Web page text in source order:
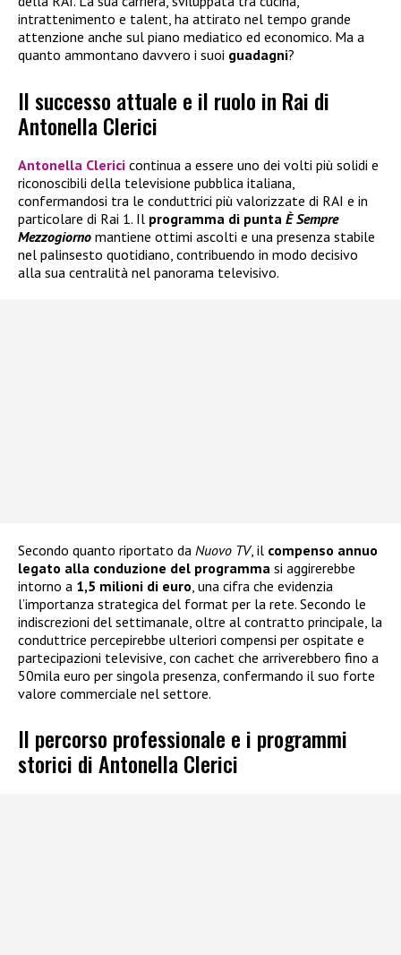
intrattenimento e talent, ha attirato nel tempo grande
attenzione anche sul piano mediatico ed economico. Ma a
quanto ammontano davvero i suoi guadagni?
Il successo attuale e il ruolo in Rai di
Antonella Clerici
Antonella Clerici continua a essere uno dei volti più solidi e
riconoscibili della televisione pubblica italiana,
confermandosi tra le conduttrici più valorizzate di RAI e in
particolare di Rai 1. Il programma di punta È Sempre
Mezzogiorno mantiene ottimi ascolti e una presenza stabile
nel palinsesto quotidiano, contribuendo in modo decisivo
alla sua centralità nel panorama televisivo.
Secondo quanto riportato da Nuovo TV, il compenso annuo
legato alla conduzione del programma si aggirerebbe
intorno a 1,5 milioni di euro , una cifra che evidenzia
l’importanza strategica del format per la rete. Secondo le
indiscrezioni del settimanale, oltre al contratto principale, la
conduttrice percepirebbe ulteriori compensi per ospitate e
partecipazioni televisive, con cachet che arriverebbero fino a
50mila euro per singola presenza, confermando il suo forte
valore commerciale nel settore.
Il percorso professionale e i programmi
storici di Antonella Clerici